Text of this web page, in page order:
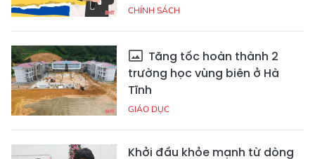
CHÍNH SÁCH
Tăng tốc hoàn thành 2
trường học vùng biên ở Hà
Tĩnh
GIÁO DỤC
Khởi đầu khỏe mạnh từ dòng